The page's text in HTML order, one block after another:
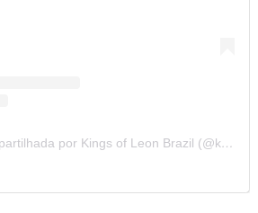
Uma publicação compartilhada por Kings of Leon Brazil (@kolbrazil)